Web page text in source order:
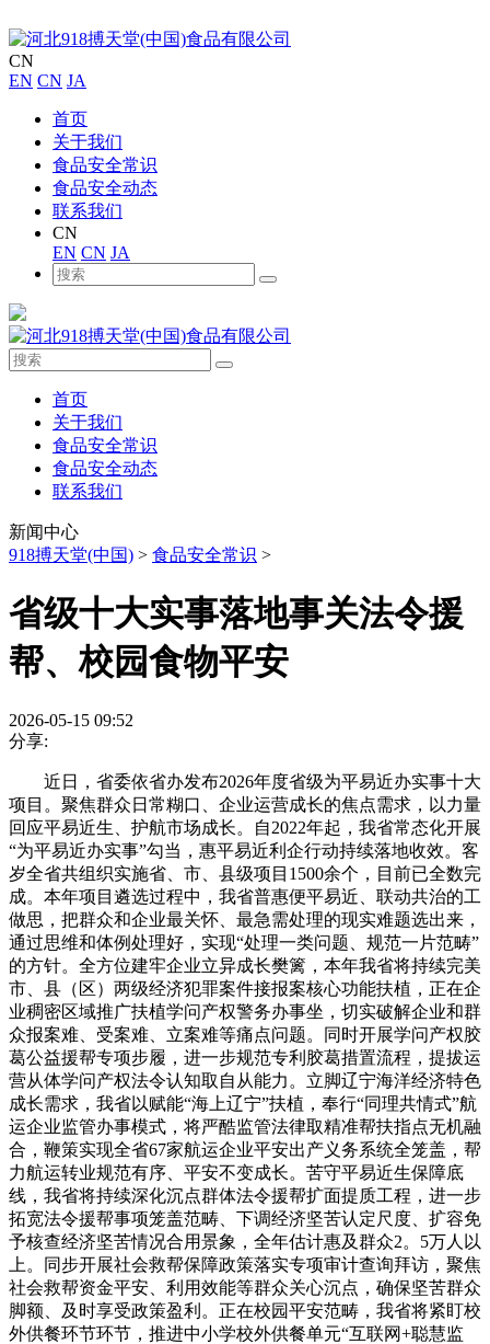
CN
EN CN JA
首页
关于我们
食品安全常识
食品安全动态
联系我们
CN
EN CN JA
首页
关于我们
食品安全常识
食品安全动态
联系我们
新闻中心
918搏天堂(中国) > 食品安全常识 >
省级十大实事落地事关法令援
帮、校园食物平安
2026-05-15 09:52
分享:
近日，省委依省办发布2026年度省级为平易近办实事十大
项目。聚焦群众日常糊口、企业运营成长的焦点需求，以力量
回应平易近生、护航市场成长。自2022年起，我省常态化开展
“为平易近办实事”勾当，惠平易近利企行动持续落地收效。客
岁全省共组织实施省、市、县级项目1500余个，目前已全数完
成。本年项目遴选过程中，我省普惠便平易近、联动共治的工
做思，把群众和企业最关怀、最急需处理的现实难题选出来，
通过思维和体例处理好，实现“处理一类问题、规范一片范畴”
的方针。全方位建牢企业立异成长樊篱，本年我省将持续完美
市、县（区）两级经济犯罪案件接报案核心功能扶植，正在企
业稠密区域推广扶植学问产权警务办事坐，切实破解企业和群
众报案难、受案难、立案难等痛点问题。同时开展学问产权胶
葛公益援帮专项步履，进一步规范专利胶葛措置流程，提拔运
营从体学问产权法令认知取自从能力。立脚辽宁海洋经济特色
成长需求，我省以赋能“海上辽宁”扶植，奉行“同理共情式”航
运企业监管办事模式，将严酷监管法律取精准帮扶指点无机融
合，鞭策实现全省67家航运企业平安出产义务系统全笼盖，帮
力航运转业规范有序、平安不变成长。苦守平易近生保障底
线，我省将持续深化沉点群体法令援帮扩面提质工程，进一步
拓宽法令援帮事项笼盖范畴、下调经济坚苦认定尺度、扩容免
予核查经济坚苦情况合用景象，全年估计惠及群众2。5万人以
上。同步开展社会救帮保障政策落实专项审计查询拜访，聚焦
社会救帮资金平安、利用效能等群众关心沉点，确保坚苦群众
脚额、及时享受政策盈利。正在校园平安范畴，我省将紧盯校
外供餐环节环节，推进中小学校外供餐单元“互联网+聪慧监